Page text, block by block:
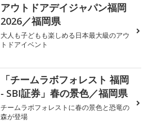
アウトドアデイジャパン福岡
2026／福岡県
大人も子どもも楽しめる日本最大級のアウ
トドアイベント
「チームラボフォレスト 福岡
- SBI証券」春の景色／福岡県
チームラボフォレストに春の景色と恐竜の
森が登場